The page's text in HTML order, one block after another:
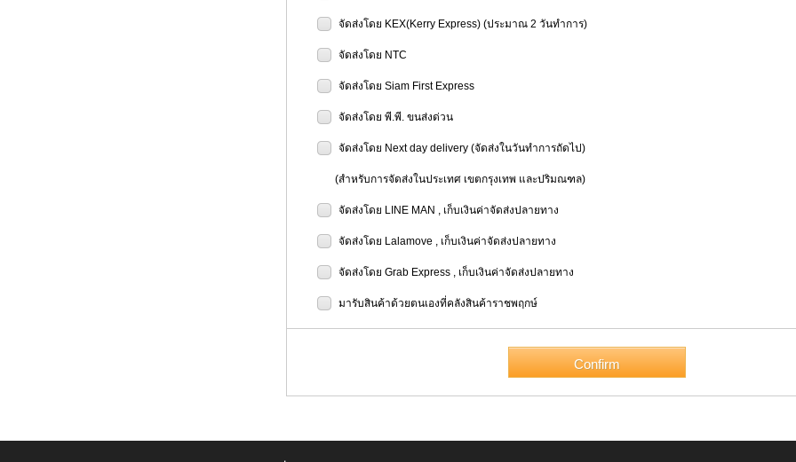
จัดส่งโดย KEX(Kerry Express) (ประมาณ 2 วันทำการ)
จัดส่งโดย NTC
จัดส่งโดย Siam First Express
จัดส่งโดย พี.พี. ขนส่งด่วน
จัดส่งโดย Next day delivery (จัดส่งในวันทำการถัดไป)
(สำหรับการจัดส่งในประเทศ เขตกรุงเทพ และปริมณฑล)
จัดส่งโดย LINE MAN , เก็บเงินค่าจัดส่งปลายทาง
จัดส่งโดย Lalamove , เก็บเงินค่าจัดส่งปลายทาง
จัดส่งโดย Grab Express , เก็บเงินค่าจัดส่งปลายทาง
มารับสินค้าด้วยตนเองที่คลังสินค้าราชพฤกษ์